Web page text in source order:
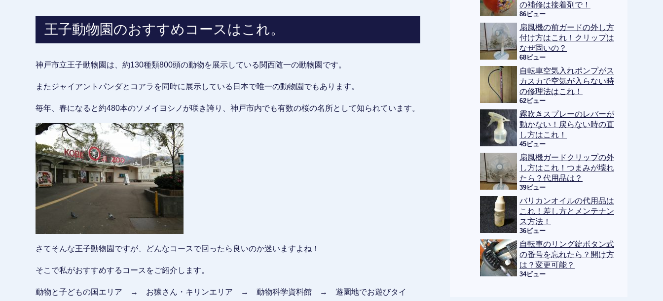
王子動物園のおすすめコースはこれ。
神戸市立王子動物園は、約130種類800頭の動物を展示している関西随一の動物園です。
またジャイアントパンダとコアラを同時に展示している日本で唯一の動物園でもあります。
毎年、春になると約480本のソメイヨシノが咲き誇り、神戸市内でも有数の桜の名所として知られています。
さてそんな王子動物園ですが、どんなコースで回ったら良いのか迷いますよね！
そこで私がおすすめするコースをご紹介します。
動物と子どもの国エリア → お猿さん・キリンエリア → 動物科学資料館 → 遊園地でお遊びタイ
の補修は接着剤で！
86ビュー
扇風機の前ガードの外し方
付け方はこれ！クリップは
なぜ固いの？
68ビュー
自転車空気入れポンプがス
カスカで空気が入らない時
の修理法はこれ！
62ビュー
霧吹きスプレーのレバーが
動かない！戻らない時の直
し方はこれ！
45ビュー
扇風機ガードクリップの外
し方はこれ！つまみが壊れ
たら？代用品は？
39ビュー
バリカンオイルの代用品は
これ！差し方とメンテナン
ス方法！
36ビュー
自転車のリング錠ボタン式
の番号を忘れたら？開け方
は？変更可能？
34ビュー